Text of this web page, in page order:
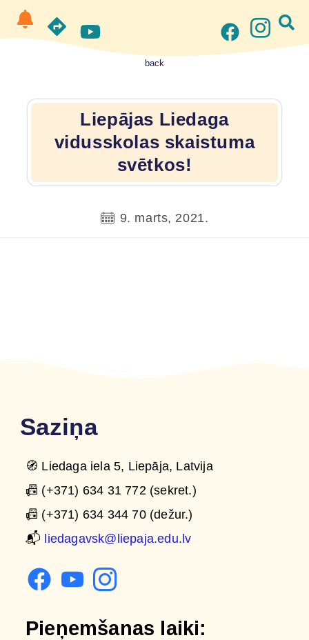
back
Liepājas Liedaga
vidusskolas skaistuma
svētkos!
9. marts, 2021.
Saziņa
🧭 Liedaga iela 5, Liepāja, Latvija
📠 (+371) 634 31 772 (sekret.)
📠 (+371) 634 344 70 (dežur.)
📬 liedagavsk@liepaja.edu.lv
Pieņemšanas laiki: